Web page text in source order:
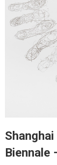
Biennale